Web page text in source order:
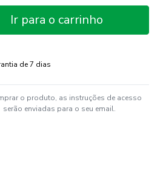
Ir para o carrinho
de 7 dias
o produto, as instruções de acesso
serão enviadas para o seu email.